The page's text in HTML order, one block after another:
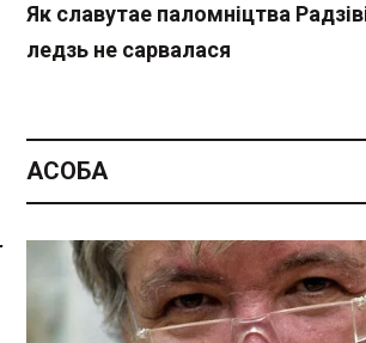
Спасылка без VPN
Як славутае паломніцтва
ледзь не сарвалася
АСОБА